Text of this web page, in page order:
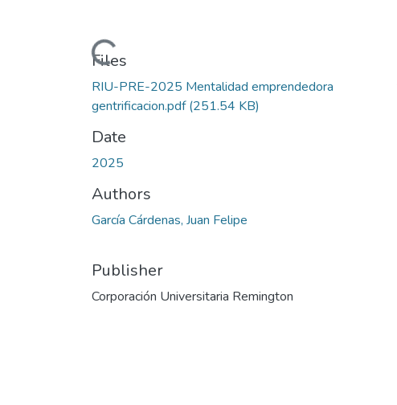
Loading...
Files
RIU-PRE-2025 Mentalidad emprendedora
gentrificacion.pdf(251.54 KB)
Date
2025
Authors
García Cárdenas, Juan Felipe
Publisher
Corporación Universitaria Remington